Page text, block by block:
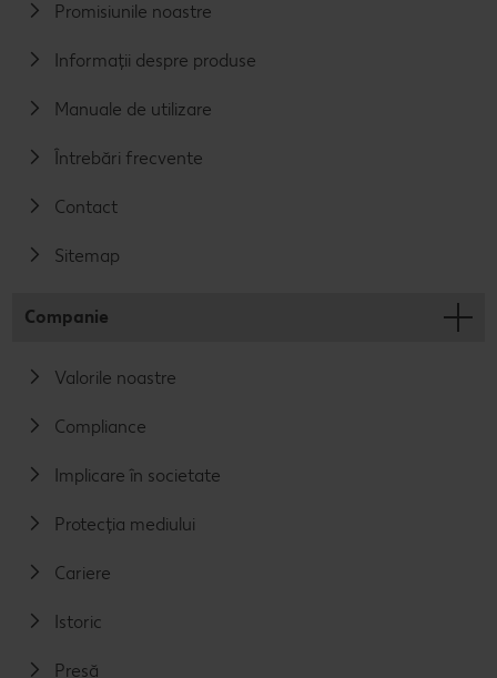
Promisiunile noastre
Informații despre produse
Manuale de utilizare
Întrebări frecvente
Contact
Sitemap
Companie
Valorile noastre
Compliance
Implicare în societate
Protecția mediului
Cariere
Istoric
Presă